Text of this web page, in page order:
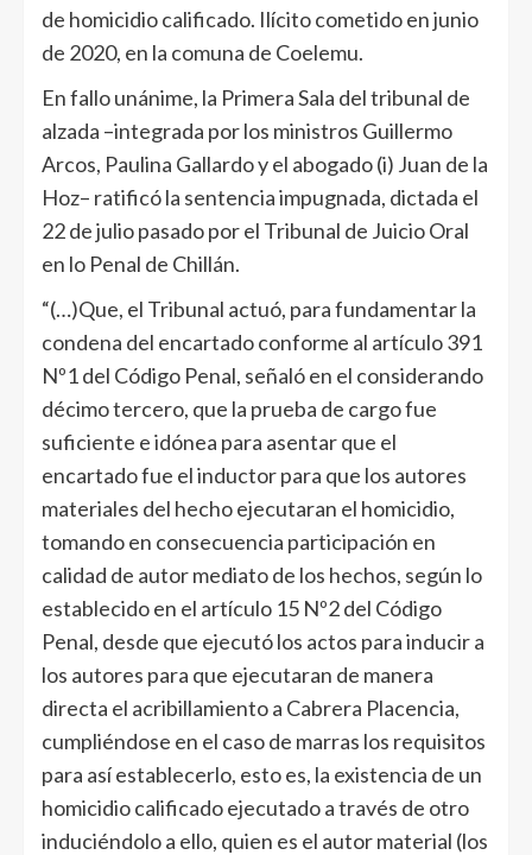
de homicidio calificado. Ilícito cometido en junio
de 2020, en la comuna de Coelemu.
En fallo unánime, la Primera Sala del tribunal de
alzada –integrada por los ministros Guillermo
Arcos, Paulina Gallardo y el abogado (i) Juan de la
Hoz– ratificó la sentencia impugnada, dictada el
22 de julio pasado por el Tribunal de Juicio Oral
en lo Penal de Chillán.
“(…)Que, el Tribunal actuó, para fundamentar la
condena del encartado conforme al artículo 391
Nº1 del Código Penal, señaló en el considerando
décimo tercero, que la prueba de cargo fue
suficiente e idónea para asentar que el
encartado fue el inductor para que los autores
materiales del hecho ejecutaran el homicidio,
tomando en consecuencia participación en
calidad de autor mediato de los hechos, según lo
establecido en el artículo 15 Nº2 del Código
Penal, desde que ejecutó los actos para inducir a
los autores para que ejecutaran de manera
directa el acribillamiento a Cabrera Placencia,
cumpliéndose en el caso de marras los requisitos
para así establecerlo, esto es, la existencia de un
homicidio calificado ejecutado a través de otro
induciéndolo a ello, quien es el autor material (los